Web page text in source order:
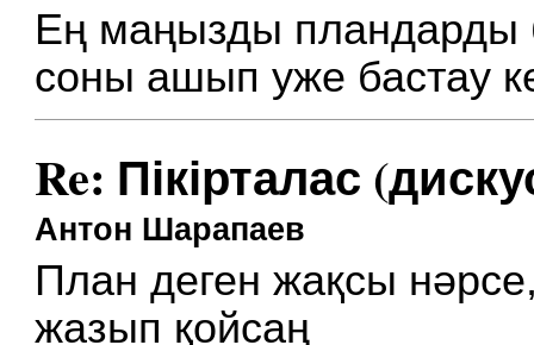
Ең маңызды пландарды
соны ашып уже бастау
Re: Пікірталас
Антон Шарапаев
План деген жақсы
жазып қойсаң